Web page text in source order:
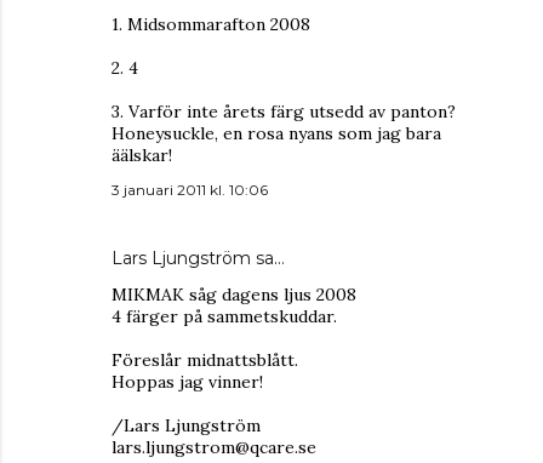
1. Midsommarafton 2008
2. 4
3. Varför inte årets färg utsedd av panton?
Honeysuckle, en rosa nyans som jag bara
äälskar!
3 januari 2011 kl. 10:06
Lars Ljungström sa…
MIKMAK såg dagens ljus 2008
4 färger på sammetskuddar.
Föreslår midnattsblått.
Hoppas jag vinner!
/Lars Ljungström
lars.ljungstrom@qcare.se